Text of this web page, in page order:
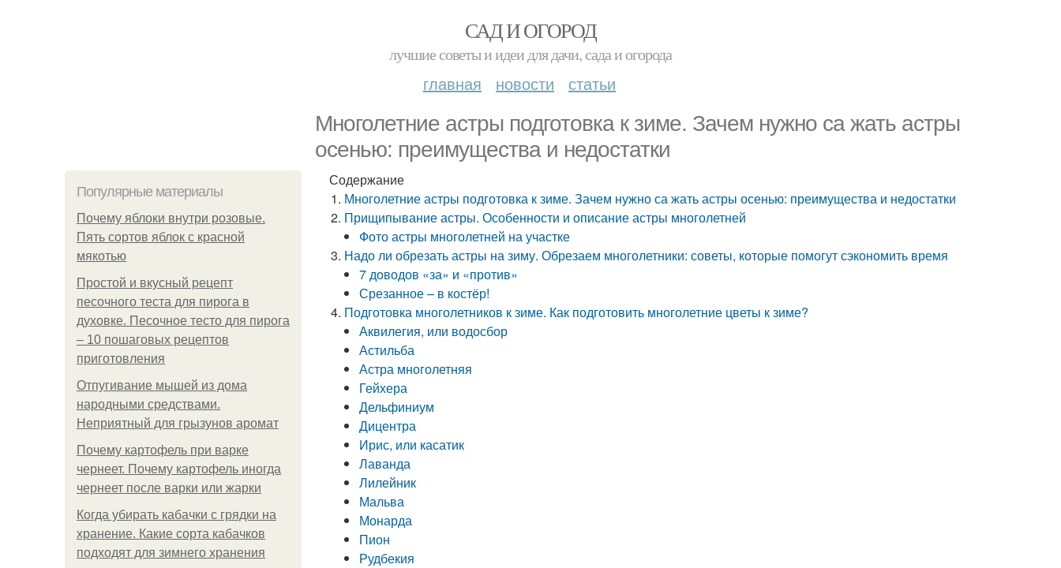
САД И ОГОРОД
лучшие советы и идеи для дачи, сада и огорода
главная новости статьи
Многолетние астры подготовка к зиме. Зачем нужно са жать астры
осенью: преимущества и недостатки
Популярные материалы
Почему яблоки внутри розовые.
Пять сортов яблок с красной
мякотью
Простой и вкусный рецепт
песочного теста для пирога в
духовке. Песочное тесто для пирога
– 10 пошаговых рецептов
приготовления
Отпугивание мышей из дома
народными средствами.
Неприятный для грызунов аромат
Почему картофель при варке
чернеет. Почему картофель иногда
чернеет после варки или жарки
Когда убирать кабачки с грядки на
хранение. Какие сорта кабачков
подходят для зимнего хранения
Содержание
Многолетние астры подготовка к зиме. Зачем нужно са жать астры осенью: преимущества и недостатки
Прищипывание астры. Особенности и описание астры многолетней
Фото астры многолетней на участке
Надо ли обрезать астры на зиму. Обрезаем многолетники: советы, которые помогут сэкономить время
7 доводов «за» и «против»
Срезанное – в костёр!
Подготовка многолетников к зиме. Как подготовить многолетние цветы к зиме?
Аквилегия, или водосбор
Астильба
Астра многолетняя
Гейхера
Дельфиниум
Дицентра
Ирис, или касатик
Лаванда
Лилейник
Мальва
Монарда
Пион
Рудбекия